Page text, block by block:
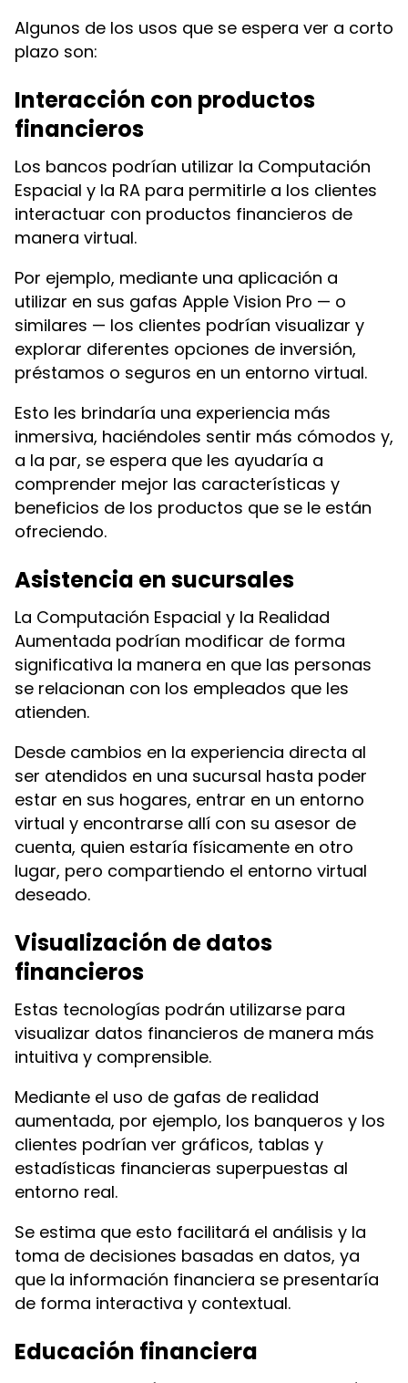
Algunos de los usos que se espera ver a corto
plazo son:
Interacción con productos
financieros
Los bancos podrían utilizar la Computación
Espacial y la RA para permitirle a los clientes
interactuar con productos financieros de
manera virtual.
Por ejemplo, mediante una aplicación a
utilizar en sus gafas Apple Vision Pro — o
similares — los clientes podrían visualizar y
explorar diferentes opciones de inversión,
préstamos o seguros en un entorno virtual.
Esto les brindaría una experiencia más
inmersiva, haciéndoles sentir más cómodos y,
a la par, se espera que les ayudaría a
comprender mejor las características y
beneficios de los productos que se le están
ofreciendo.
Asistencia en sucursales
La Computación Espacial y la Realidad
Aumentada podrían modificar de forma
significativa la manera en que las personas
se relacionan con los empleados que les
atienden.
Desde cambios en la experiencia directa al
ser atendidos en una sucursal hasta poder
estar en sus hogares, entrar en un entorno
virtual y encontrarse allí con su asesor de
cuenta, quien estaría físicamente en otro
lugar, pero compartiendo el entorno virtual
deseado.
Visualización de datos
financieros
Estas tecnologías podrán utilizarse para
visualizar datos financieros de manera más
intuitiva y comprensible.
Mediante el uso de gafas de realidad
aumentada, por ejemplo, los banqueros y los
clientes podrían ver gráficos, tablas y
estadísticas financieras superpuestas al
entorno real.
Se estima que esto facilitará el análisis y la
toma de decisiones basadas en datos, ya
que la información financiera se presentaría
de forma interactiva y contextual.
Educación financiera